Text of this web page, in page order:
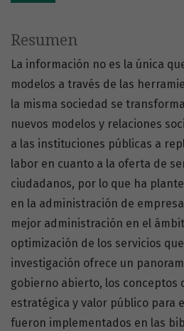
Resumen
La información no es la única
modelos a través de las
la misma sociedad se
nuevos modelos y relaciones
a las instituciones públicas a
labor en cuanto a la oferta de
ciudadanos, por lo que ha
en la administración de
mejor administración en el
optimización de los servicios
investigación ofrece un
gobierno abierto, los conceptos
estratégica y valor público para
fueron implementados en las